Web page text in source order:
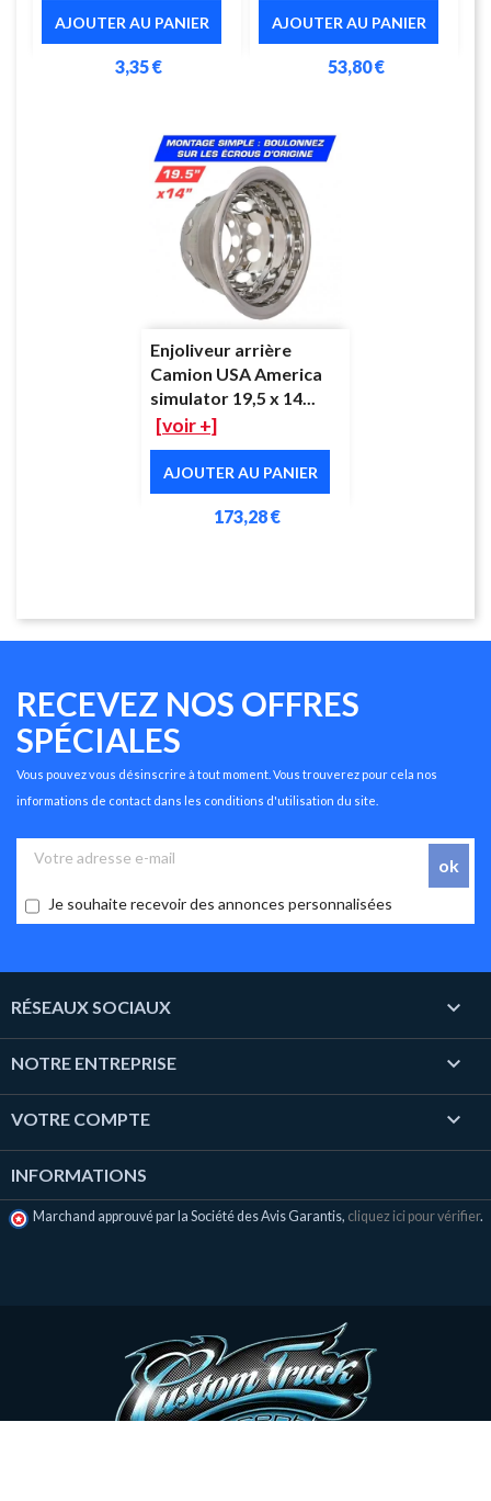
AJOUTER AU PANIER
3,35 €
AJOUTER AU PANIER
53,80 €
Enjoliveur arrière
Camion USA America
simulator 19,5 x 14...
[voir +]
AJOUTER AU PANIER
173,28 €
RECEVEZ NOS OFFRES
SPÉCIALES
Vous pouvez vous désinscrire à tout moment. Vous trouverez pour cela nos
informations de contact dans les conditions d'utilisation du site.
Je souhaite recevoir des annonces personnalisées
RÉSEAUX SOCIAUX 
NOTRE ENTREPRISE 
VOTRE COMPTE 
INFORMATIONS
Marchand approuvé par la Société des Avis Garantis, cliquez ici pour vérifier.